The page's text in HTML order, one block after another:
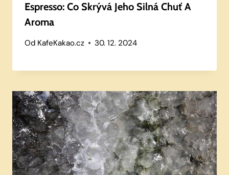
Espresso: Co Skrývá Jeho Silná Chuť A
Aroma
Od KafeKakao.cz 30. 12. 2024